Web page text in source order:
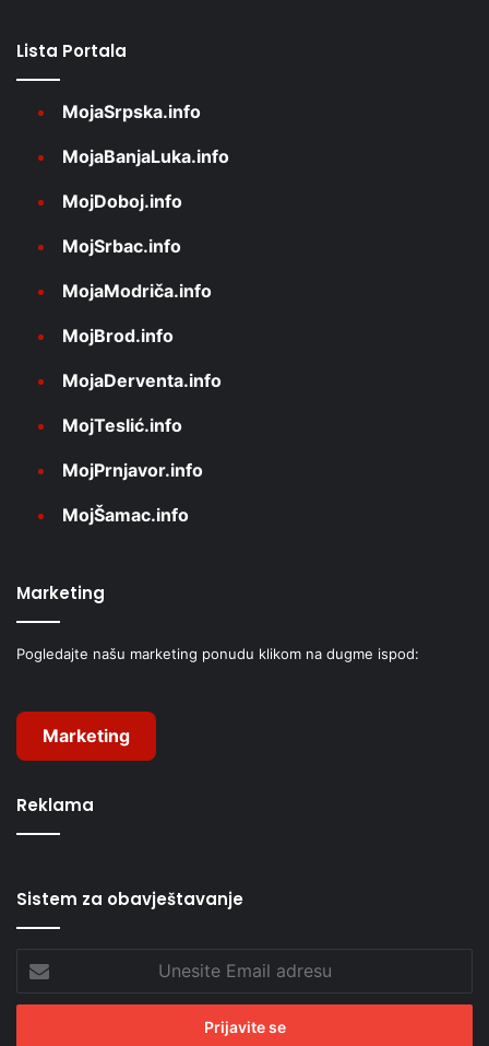
Lista Portala
MojaSrpska.info
MojaBanjaLuka.info
MojDoboj.info
MojSrbac.info
MojaModriča.info
MojBrod.info
MojaDerventa.info
MojTeslić.info
MojPrnjavor.info
MojŠamac.info
Marketing
Pogledajte našu marketing ponudu klikom na dugme ispod:
Marketing
Reklama
Sistem za obavještavanje
Email
adresu